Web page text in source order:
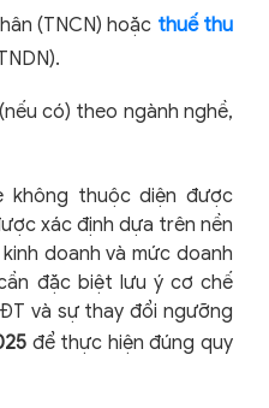
(TNCN) hoặc thuế thu
có) theo ngành nghề,
không thuộc diện được
xác định dựa trên nền
doanh và mức doanh
đặc biệt lưu ý cơ chế
và sự thay đổi ngưỡng
để thực hiện đúng quy